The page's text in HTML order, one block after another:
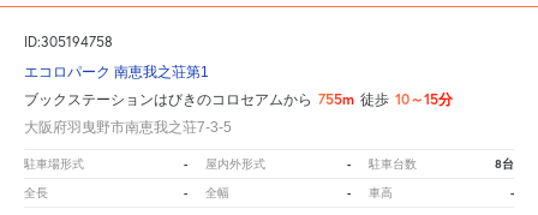
ID:305194758
エコロパーク 南恵我之荘第1
ブックステーションはびきのコロセアムから 755m 徒歩 10～15分
大阪府羽曳野市南恵我之荘7-3-5
駐車場形式 - 屋内外形式 - 駐車台数 8台
全長 - 全幅 - 車高 -